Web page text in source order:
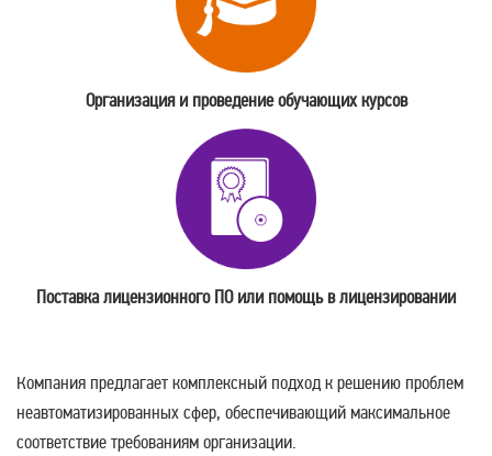
Организация и проведение обучающих курсов
Поставка лицензионного ПО или помощь в лицензировании
Компания предлагает комплексный подход к решению проблем
неавтоматизированных сфер, обеспечивающий максимальное
соответствие требованиям организации.